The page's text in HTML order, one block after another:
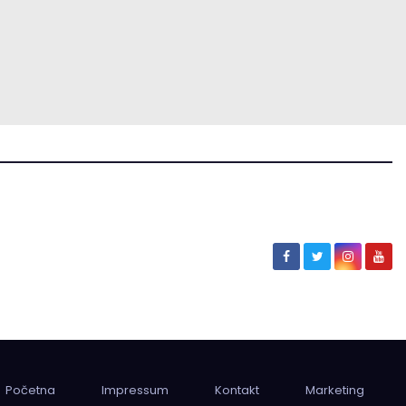
Početna Impressum Kontakt Marketing